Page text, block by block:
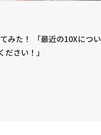
みた！ 「最近の10Xについ
さい！」